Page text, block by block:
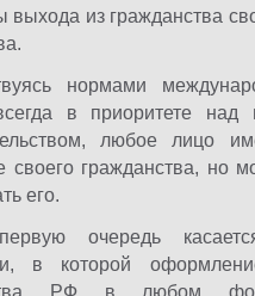
выхода из гражданства
нормами
в приоритете над
любое лицо
своего гражданства, но
его.
очередь
в которой
РФ в любом